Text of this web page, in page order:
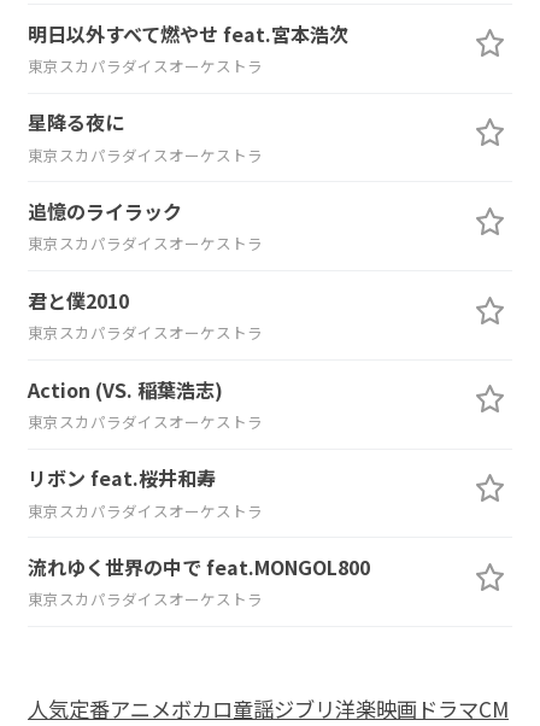
明日以外すべて燃やせ feat.宮本浩次
東京スカパラダイスオーケストラ
星降る夜に
東京スカパラダイスオーケストラ
追憶のライラック
東京スカパラダイスオーケストラ
君と僕2010
東京スカパラダイスオーケストラ
Action (VS. 稲葉浩志)
東京スカパラダイスオーケストラ
リボン feat.桜井和寿
東京スカパラダイスオーケストラ
流れゆく世界の中で feat.MONGOL800
東京スカパラダイスオーケストラ
人気定番アニメボカロ童謡ジブリ洋楽映画ドラマCM